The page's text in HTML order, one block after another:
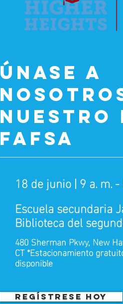
Únase a
nuestro
FAFSA
18 de junio | 9 a. m.
Escuela secundaria
Biblioteca del
480 Sherman Pkwy, New
CT *Estacionamiento
disponible
REGÍSTRESE HOY